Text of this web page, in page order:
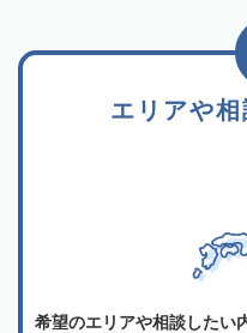
エリアや
希望のエリアや相談したい